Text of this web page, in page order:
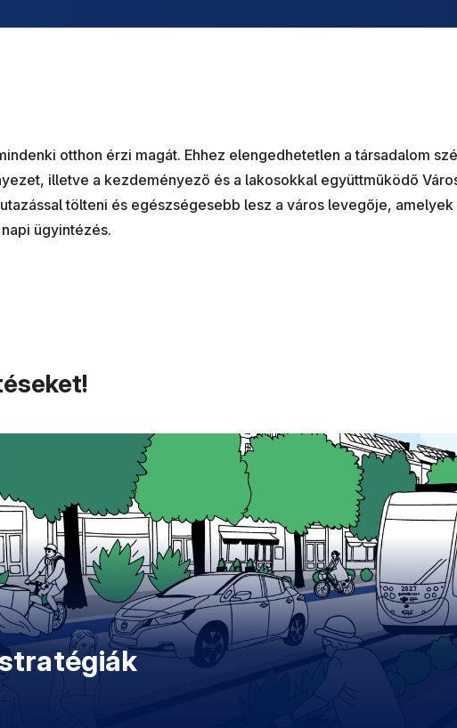
otthon érzi magát. Ehhez elengedhetetlen a társadalom
illetve a kezdeményező és a lakosokkal együttműködő
tölteni és egészségesebb lesz a város levegője,
ügyintézés.